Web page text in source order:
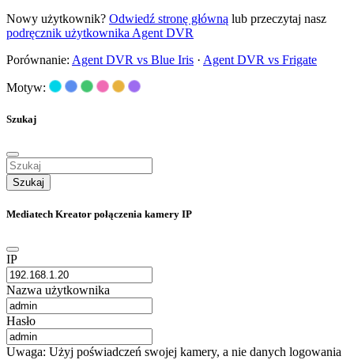
Nowy użytkownik? Odwiedź stronę główną lub przeczytaj nasz
podręcznik użytkownika Agent DVR
Porównanie: Agent DVR vs Blue Iris · Agent DVR vs Frigate
Motyw:
Szukaj
Szukaj
Mediatech Kreator połączenia kamery IP
IP
Nazwa użytkownika
Hasło
Uwaga: Użyj poświadczeń swojej kamery, a nie danych logowania